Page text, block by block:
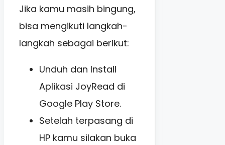
Jika kamu masih bingung,
bisa mengikuti langkah-
langkah sebagai berikut:
Unduh dan Install
Aplikasi JoyRead di
Google Play Store.
Setelah terpasang di
HP kamu silakan buka